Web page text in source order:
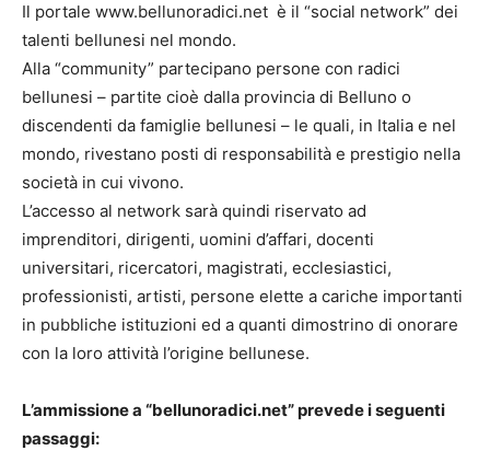
Il portale www.bellunoradici.net è il “social network” dei
talenti bellunesi nel mondo.
Alla “community” partecipano persone con radici
bellunesi – partite cioè dalla provincia di Belluno o
discendenti da famiglie bellunesi – le quali, in Italia e nel
mondo, rivestano posti di responsabilità e prestigio nella
società in cui vivono.
L’accesso al network sarà quindi riservato ad
imprenditori, dirigenti, uomini d’affari, docenti
universitari, ricercatori, magistrati, ecclesiastici,
professionisti, artisti, persone elette a cariche importanti
in pubbliche istituzioni ed a quanti dimostrino di onorare
con la loro attività l’origine bellunese.
L’ammissione a “bellunoradici.net” prevede i seguenti
passaggi: